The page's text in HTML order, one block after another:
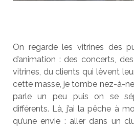
On regarde les vitrines des
d’animation : des concerts,
vitrines, du clients qui lèvent
cette masse, je tombe nez-à-
parle un peu puis on se
différents. Là, j’ai la pêche à
qu’une envie : aller dans un